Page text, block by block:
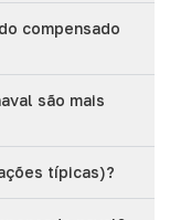
compensado
são mais
típicas)?